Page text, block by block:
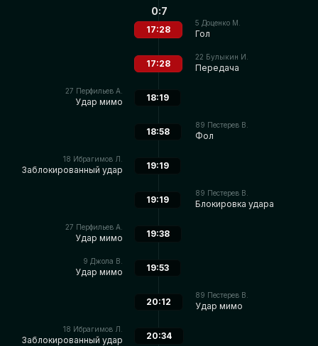
5 Доценко М.
Гол
0:7
17:28
22 Булыкин И.
Передача
17:28
27 Перфильев А.
Удар мимо 18:19
89 Пестерев В.
Фол
18:58
18 Ибрагимов Л.
Заблокированный удар 19:19
89 Пестерев В.
Блокировка удара
19:19
27 Перфильев А.
Удар мимо 19:38
9 Джола В.
Удар мимо 19:53
89 Пестерев В.
Удар мимо
20:12
18 Ибрагимов Л.
Заблокированный удар 20:34